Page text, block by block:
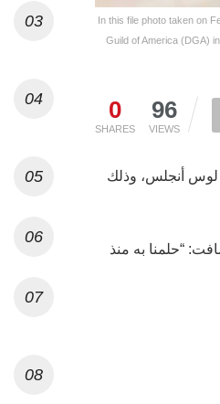
In this file photo taken on
Guild of America (DGA)
0
SHARES
96
VIEWS
لوس أنجلس، وذلك
“حلمنا به منذ